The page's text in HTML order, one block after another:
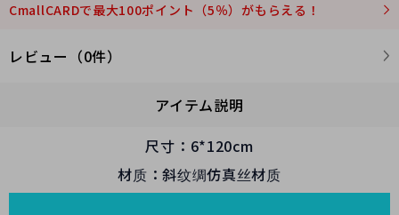
CmallCARDで最大100ポイント（5％）がもらえる！
レビュー（0件）
アイテム説明
尺寸：6*120cm
材质：斜纹绸仿真丝材质